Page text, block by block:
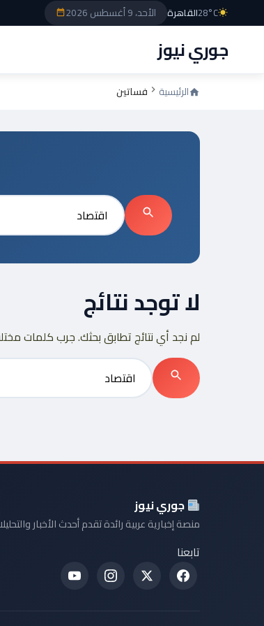
الأحد، 9 أغسطس 2026 28°Cالقاهرة
جوري نيوز
الرئيسية فساتين
بحث
لا توجد نتائج
لم نجد أي نتائج تطابق بحثك. جرب كلمات
بحث
جوري نيوز
منصة إخبارية عربية رائدة تقدم أحدث الأخبار
تابعنا